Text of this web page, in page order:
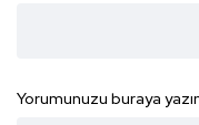
Yorumunuzu buraya